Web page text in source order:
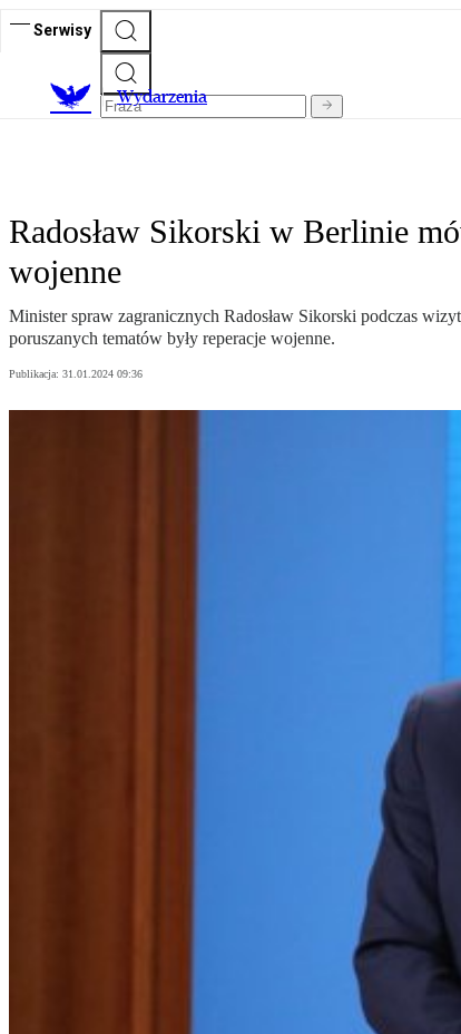
Serwisy
Wydarzenia
Radosław Sikorski w Berlinie
wojenne
Minister spraw zagranicznych Radosław Sikorski podczas
poruszanych tematów były reperacje wojenne.
Publikacja: 31.01.2024 09:36